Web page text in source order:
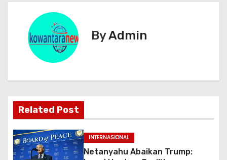
i
p
ByAdmin
Related Post
INTERNASIONAL
Netanyahu Abaikan Trump: